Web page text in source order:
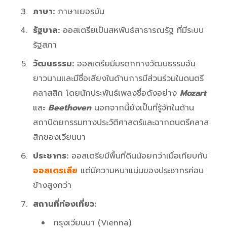
ภาษา: ภาษาเยอรมัน
รัฐบาล: ออสเตรียเป็นสหพันธ์สาธารณรัฐ ที่มีระบบ
รัฐสภา
วัฒนธรรม: ออสเตรียมีมรดกทางวัฒนธรรมอัน
ยาวนานและมีชื่อเสียงในด้านการมีส่วนร่วมในดนตรี
คลาสสิก โดยนักประพันธ์เพลงชื่อดังอย่าง Mozart
และ Beethovenนอกจากนี้ยังเป็นที่รู้จักในด้าน
สถาปัตยกรรมทางประวัติศาสตร์และฉากดนตรีคลาส
สิกของเวียนนา
ประชากร: ออสเตรียมีพื้นที่ดินน้อยกว่าเมื่อเทียบกับ
ออสเตรเลีย แต่มีความหนาแน่นของประชากรค่อน
ข้างสูงกว่า
สถานที่ท่องเที่ยว:
กรุงเวียนนา (Vienna)